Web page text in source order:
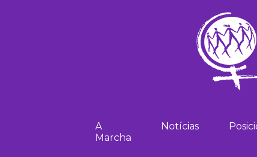
A
Marcha
Notícias